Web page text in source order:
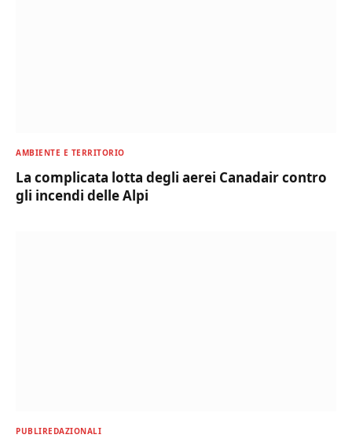
AMBIENTE E TERRITORIO
La complicata lotta degli aerei Canadair contro
gli incendi delle Alpi
PUBLIREDAZIONALI